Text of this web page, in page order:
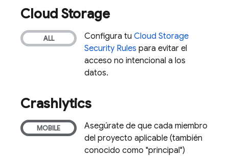
Cloud Storage
Configura tu Cloud Storage
Security Rules para evitar el
acceso no intencional a los
datos.
Crashlytics
Asegúrate de que cada miembro
del proyecto aplicable (también
conocido como "principal")